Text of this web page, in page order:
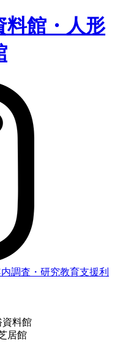
料館・人形
調査・研究教育支援利
資料館
居館